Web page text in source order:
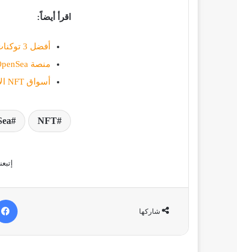
اقرأ أيضاً:
أفضل 3 توكنات NFT قيمتها أقل من 1 دولار
منصة OpenSea تدعم شراء NFT ببطاقات الائتمان و Apple Pay
أسواق NFT الأكثر شهرة في حصة السوق
NFT
شاركها